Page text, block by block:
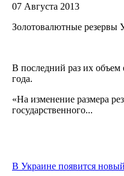
07 Августа 2013
Золотовалютные резервы
В последний раз их объем
года.
«На изменение размера
государственного...
В Украине появится